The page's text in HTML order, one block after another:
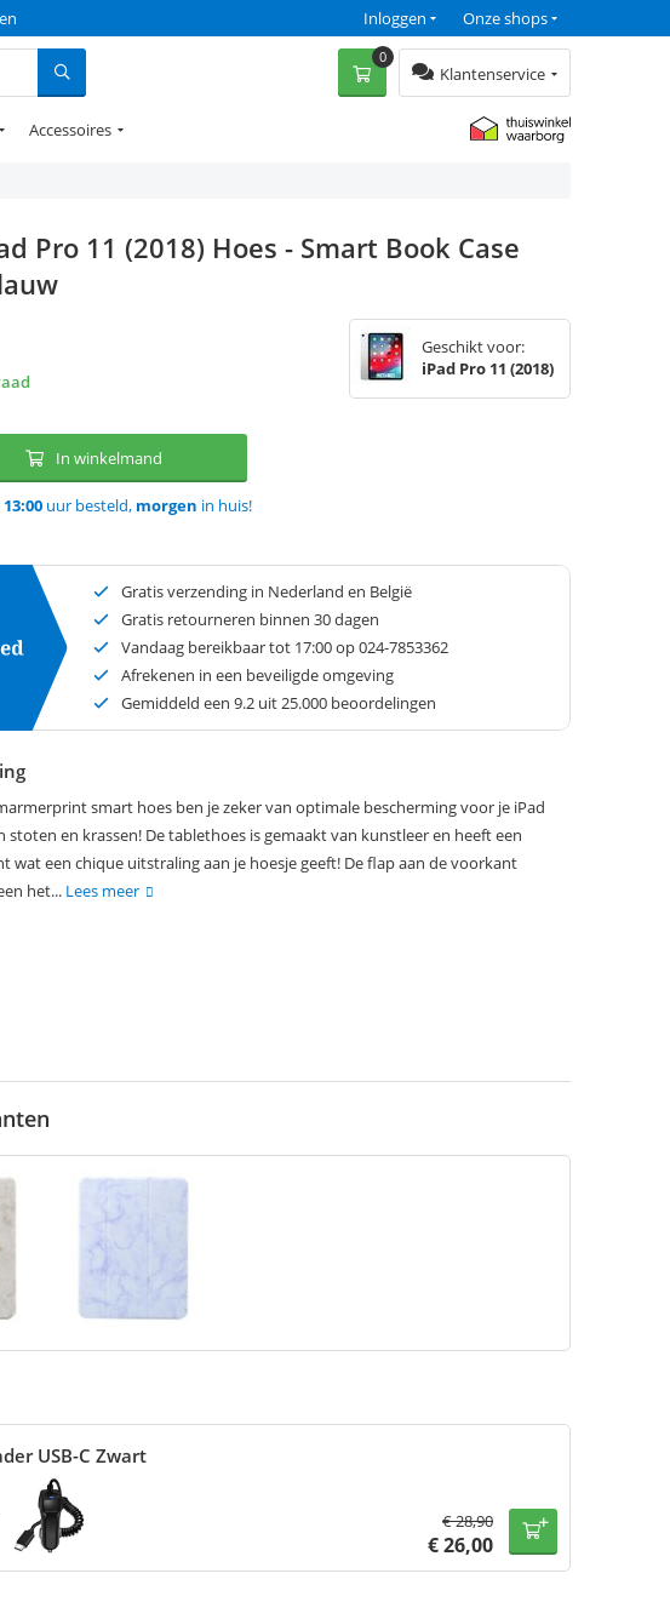
Onze shops
Inloggen
Klantenservice
0
Accessoires
Pro 11 (2018) Hoes - Smart Book Case
Geschikt voor:
iPad Pro 11 (2018)
In winkelmand
13:00 uur besteld, morgen in huis!
Gratis verzending in Nederland en België
Gratis retourneren binnen 30 dagen
Vandaag bereikbaar tot 17:00 op 024-7853362
Afrekenen in een beveiligde omgeving
Gemiddeld een 9.2 uit 25.000 beoordelingen
smart hoes ben je zeker van optimale bescherming voor je iPad
stoten en krassen! De tablethoes is gemaakt van kunstleer en heeft een
wat een chique uitstraling aan je hoesje geeft! De flap aan de voorkant
het... Lees meer
USB-C Zwart
€28,90
€26,00